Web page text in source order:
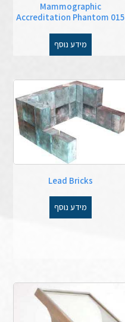
Mammographic
Accreditation Phantom 015
מידע נוסף
Lead Bricks
מידע נוסף